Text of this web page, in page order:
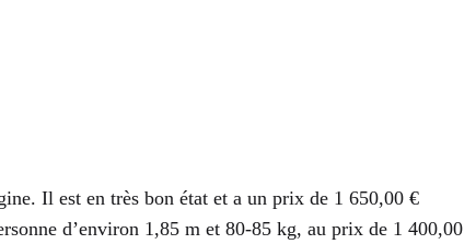
Il est en très bon état et a un prix de 1 650,00 €
d’environ 1,85 m et 80-85 kg, au prix de 1 400,00